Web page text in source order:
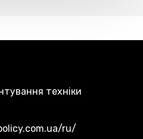
техніки
ru/